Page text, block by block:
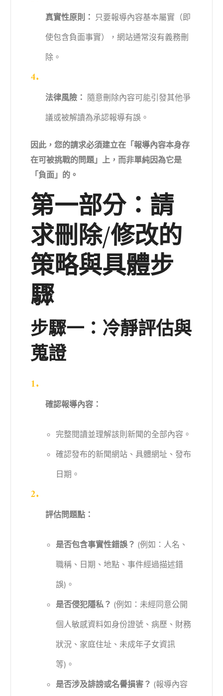
真實性原則： 只要報導內容基本屬實（即
使包含負面事實），網站通常沒有義務刪
除。
法律風險： 隨意刪除內容可能引發其他爭
議或被解讀為承認報導有誤。
因此，您的請求必須建立在「報導內容本身存
在可被挑戰的問題」上，而非單純因為它是
「負面」的。
第一部分：請
求刪除/修改的
策略與具體步
驟
步驟一：冷靜評估與
蒐證
確認報導內容：
完整閱讀並理解該則新聞的全部內容。
確認發布的新聞網站、具體網址、發布
日期。
評估問題點：
是否包含事實性錯誤？ (例如：人名、
職稱、日期、地點、事件經過描述錯
誤)。
是否侵犯隱私？ (例如：未經同意公開
個人敏感資料如身份證號、病歷、財務
狀況、家庭住址、未成年子女資訊
等)。
是否涉及誹謗或名譽損害？ (報導內容